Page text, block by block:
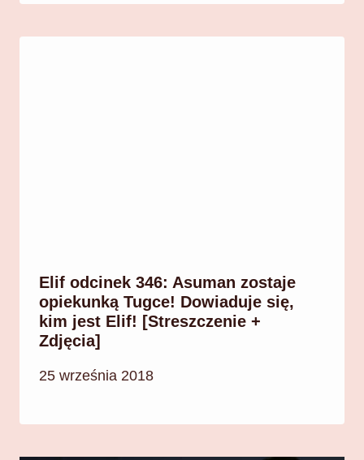
Elif odcinek 346: Asuman zostaje
opiekunką Tugce! Dowiaduje się,
kim jest Elif! [Streszczenie +
Zdjęcia]
25 września 2018